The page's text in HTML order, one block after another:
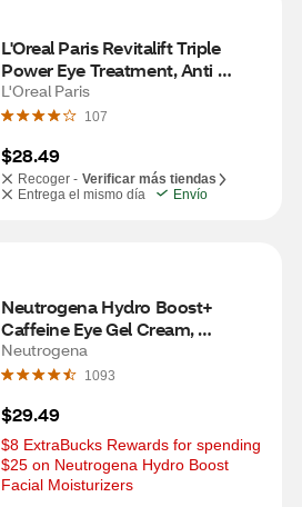
L'Oreal Paris Revitalift Triple
Power Eye Treatment, Anti
Aging, 0.5 OZ
L'Oreal Paris
107
$28.49
Recoger - Verificar más tiendas
Entrega el mismo día
Envío
Neutrogena Hydro Boost+
Caffeine Eye Gel Cream,
Unscented, 0.5 OZ
Neutrogena
1093
$29.49
$8 ExtraBucks Rewards for spending
$25 on Neutrogena Hydro Boost
Facial Moisturizers